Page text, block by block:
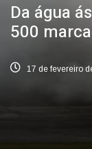
Da água
500
17 de fevereiro